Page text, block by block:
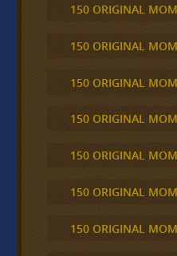
150 ORIGINAL
150 ORIGINAL
150 ORIGINAL
150 ORIGINAL
150 ORIGINAL
150 ORIGINAL
150 ORIGINAL